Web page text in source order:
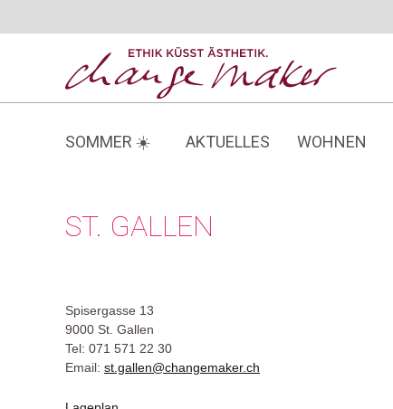
SOMMER ☀️ AKTUELLES WOHNEN
ST. GALLEN
Spisergasse 13
9000 St. Gallen
Tel: 071 571 22 30
Email: st.gallen@changemaker.ch